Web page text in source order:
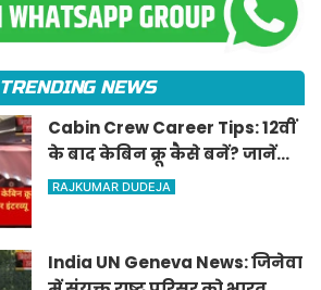
TRENDING NEWS
Cabin Crew Career Tips: 12वीं
के बाद केबिन क्रू कैसे बनें? जानें
जरूरी स्किल्स, उम्र सीमा और इंटरव्यू
RAJKUMAR DUDEJA
India UN Geneva News: जिनेवा